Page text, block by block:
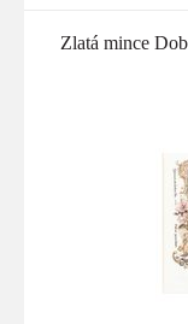
Zlatá mince